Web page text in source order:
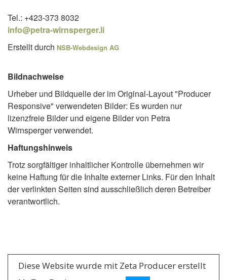
Kontakt
Tel.: +423-373 8032
info@petra-wirnsperger.li
Erstellt durch NSB-Webdesign AG
Bildnachweise
Urheber und Bildquelle der im Original-Layout "Producer
Responsive" verwendeten Bilder: Es wurden nur
lizenzfreie Bilder und eigene Bilder von Petra
Wirnsperger verwendet.
Haftungshinweis
Trotz sorgfältiger inhaltlicher Kontrolle übernehmen wir
keine Haftung für die Inhalte externer Links. Für den Inhalt
der verlinkten Seiten sind ausschließlich deren Betreiber
verantwortlich.
Diese Website wurde mit Zeta Producer erstellt